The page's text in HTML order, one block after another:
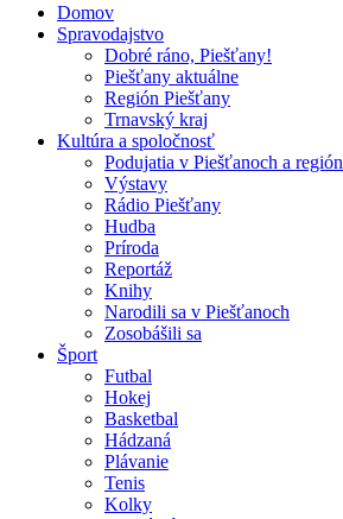
Domov
Spravodajstvo
Dobré ráno, Piešťany!
Piešťany aktuálne
Región Piešťany
Trnavský kraj
Kultúra a spoločnosť
Podujatia v Piešťanoch a región
Výstavy
Rádio Piešťany
Hudba
Príroda
Reportáž
Knihy
Narodili sa v Piešťanoch
Zosobášili sa
Šport
Futbal
Hokej
Basketbal
Hádzaná
Plávanie
Tenis
Kolky